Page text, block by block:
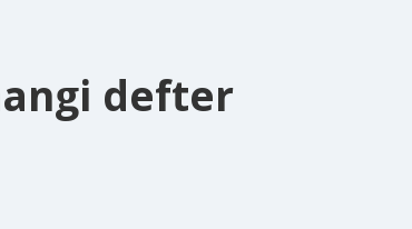
defter